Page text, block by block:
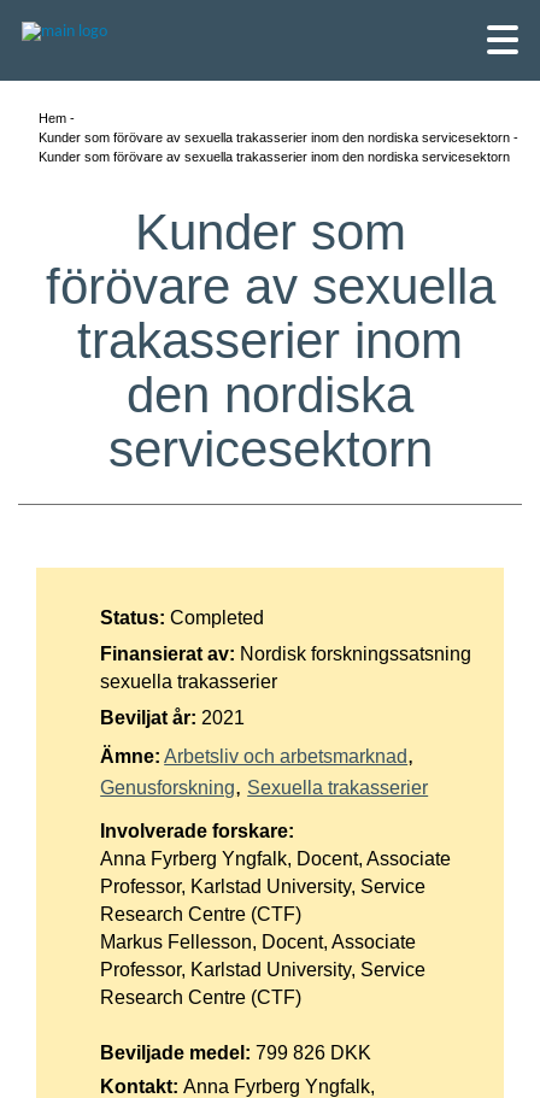
English
Suomi
Íslenska
Hem
Kunder som förövare av sexuella trakasserier inom den nordiska servicesektorn
Kunder som förövare av sexuella trakasserier inom den nordiska servicesektorn
Kunder som
förövare av sexuella
trakasserier inom
den nordiska
servicesektorn
Status: Completed
Finansierat av: Nordisk forskningssatsning
sexuella trakasserier
Beviljat år: 2021
Ämne: Arbetsliv och arbetsmarknad
Genusforskning
Sexuella trakasserier
Involverade forskare:
Anna Fyrberg Yngfalk, Docent, Associate
Professor, Karlstad University, Service
Research Centre (CTF)
Markus Fellesson, Docent, Associate
Professor, Karlstad University, Service
Research Centre (CTF)
Beviljade medel: 799 826 DKK
Kontakt:Anna Fyrberg Yngfalk,